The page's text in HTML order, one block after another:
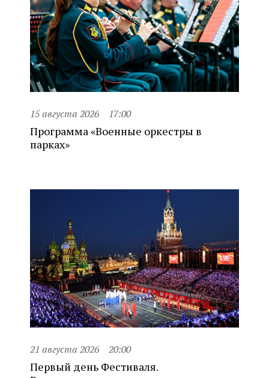
15 августа 2026 17:00
Программа «Военные оркестры в
парках»
21 августа 2026 20:00
Первый день Фестиваля.